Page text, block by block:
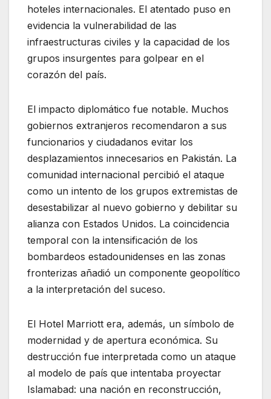
hoteles internacionales. El atentado puso en
evidencia la vulnerabilidad de las
infraestructuras civiles y la capacidad de los
grupos insurgentes para golpear en el
corazón del país.
El impacto diplomático fue notable. Muchos
gobiernos extranjeros recomendaron a sus
funcionarios y ciudadanos evitar los
desplazamientos innecesarios en Pakistán. La
comunidad internacional percibió el ataque
como un intento de los grupos extremistas de
desestabilizar al nuevo gobierno y debilitar su
alianza con Estados Unidos. La coincidencia
temporal con la intensificación de los
bombardeos estadounidenses en las zonas
fronterizas añadió un componente geopolítico
a la interpretación del suceso.
El Hotel Marriott era, además, un símbolo de
modernidad y de apertura económica. Su
destrucción fue interpretada como un ataque
al modelo de país que intentaba proyectar
Islamabad: una nación en reconstrucción,